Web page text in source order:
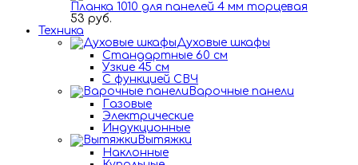
Планка 1010 для панелей 4 мм торцевая
53 руб.
Техника
Духовые шкафы
Стандартные 60 см
Узкие 45 см
С функцией СВЧ
Варочные панели
Газовые
Электрические
Индукционные
Вытяжки
Наклонные